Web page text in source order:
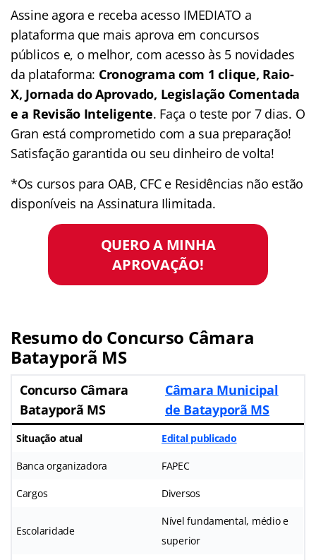
Assine agora e receba acesso IMEDIATO a
plataforma que mais aprova em concursos
públicos e, o melhor, com acesso às 5 novidades
da plataforma: Cronograma com 1 clique, Raio-
X, Jornada do Aprovado, Legislação Comentada
e a Revisão Inteligente. Faça o teste por 7 dias. O
Gran está comprometido com a sua preparação!
Satisfação garantida ou seu dinheiro de volta!
*Os cursos para OAB, CFC e Residências não estão
disponíveis na Assinatura Ilimitada.
QUERO A MINHA
APROVAÇÃO!
Resumo do Concurso Câmara
Batayporã MS
Concurso Câmara
Batayporã MS
Câmara Municipal
de Batayporã MS
Situação atual Edital publicado
Banca organizadora FAPEC
Cargos Diversos
Escolaridade
Nível fundamental, médio e
superior